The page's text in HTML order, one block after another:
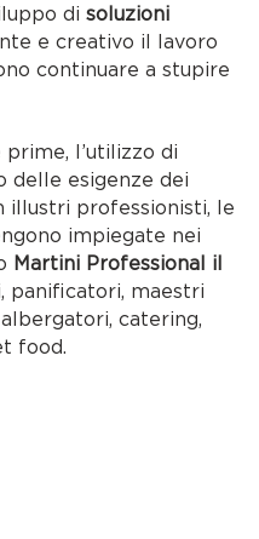
disoluzioni
e creativo il lavoro
continuare a stupire
l’utilizzo di
delle esigenze dei
illustri professionisti, le
impiegate nei
Martini Professional il
panificatori, maestri
catering,
food.